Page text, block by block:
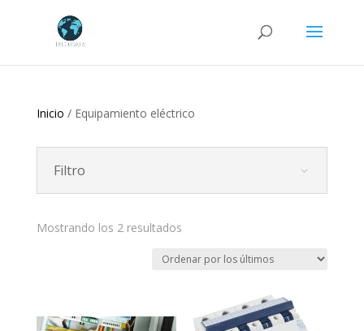
productos
Inicio / Equipamiento eléctrico
Filtro
Mostrando los 2 resultadosOrdenado
los